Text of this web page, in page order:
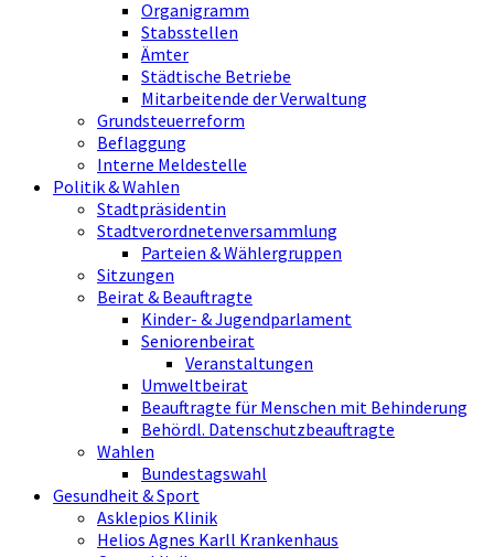
Organigramm
Stabsstellen
Ämter
Städtische Betriebe
Mitarbeitende der Verwaltung
Grundsteuerreform
Beflaggung
Interne Meldestelle
Politik & Wahlen
Stadtpräsidentin
Stadtverordnetenversammlung
Parteien & Wählergruppen
Sitzungen
Beirat & Beauftragte
Kinder- & Jugendparlament
Seniorenbeirat
Veranstaltungen
Umweltbeirat
Beauftragte für Menschen mit Behinderung
Behördl. Datenschutzbeauftragte
Wahlen
Bundestagswahl
Gesundheit & Sport
Asklepios Klinik
Helios Agnes Karll Krankenhaus